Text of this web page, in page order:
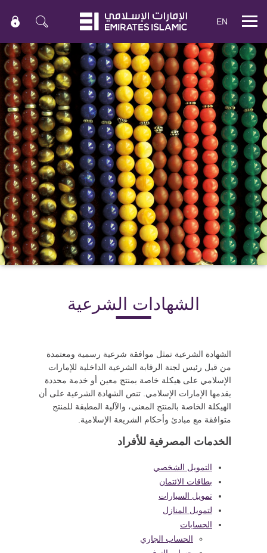
Mobile
EN
الشهادات الشرعية
الشهادة الشرعية تمثل موافقة شرعية رسمية ومعتمدة
من قبل رئيس لجنة الرقابة الشرعية الداخلية للإمارات
الإسلامي على هيكلة خاصة بمنتج معين أو خدمة محددة
يقدمها الإمارات الإسلامي. تنص الشهادة الشرعية على أن
الهيكلة الخاصة بالمنتج المعني، والآلية المطبقة للمنتج
متوافقة مع مبادئ وأحكام الشريعة الإسلامية.
الخدمات المصرفية للأفراد
التمويل الشخصي
بطاقات الائتمان
تمويل السيارات
لتمويل المنازل
الحسابات
الحساب الجاري